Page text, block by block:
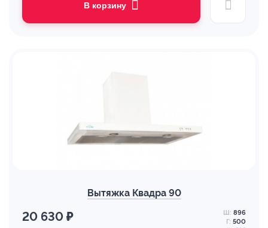
В корзину
Вытяжка Квадра 90
20 630 ₽ Ш: 896
Г: 500